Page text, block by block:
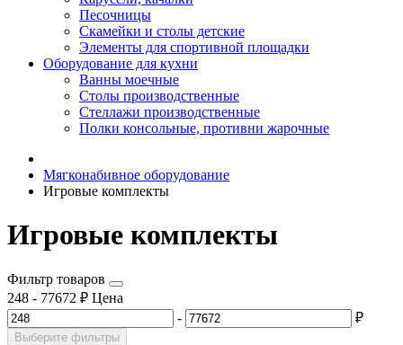
Песочницы
Скамейки и столы детские
Элементы для спортивной площадки
Оборудование для кухни
Ванны моечные
Столы производственные
Стеллажи производственные
Полки консольные, противни жарочные
Мягконабивное оборудование
Игровые комплекты
Игровые комплекты
Фильтр товаров
248 - 77672 ₽ Цена
-
₽
Выберите фильтры